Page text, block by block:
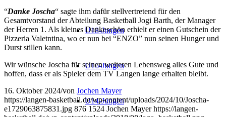
U18-Jungen
U16-Jungen
U14-Jungen
“Danke Joscha“ sagte ihm dafür stellvertretend für den
Gesamtvorstand der Abteilung Basketball Jogi Barth, der Manager
der Herren 1. Als kleines Dankeschön erhielt er einen Gutschein der
Pizzeria Valetntina, wo er nun bei “ENZO” nun seinen Hunger und
Durst stillen kann.
Wir wünsche Joscha für seinen weiteren Lebensweg alles Gute und
hoffen, dass er als Spieler dem TV Langen lange erhalten bleibt.
16. Oktober 2024/von Jochen Mayer
https://langen-basketball.de/wp-content/uploads/2024/10/Joscha-
e1729063875831.jpg 876 1524 Jochen Mayer https://langen-